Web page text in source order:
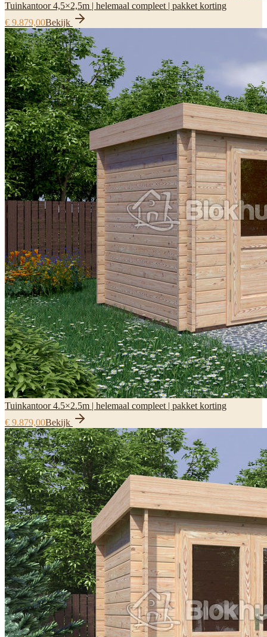
Tuinkantoor 4,5×2,5m | helemaal compleet | pakket korting
€ 9.879,00Bekijk
Tuinkantoor 4.5×2.5m | helemaal compleet | pakket korting
€ 9.879,00Bekijk